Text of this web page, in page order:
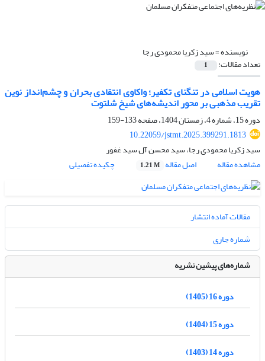
نویسنده =سید زکریا محمودی رجا
تعداد مقالات: 1
هویت اسلامی در تنگنای تکفیر؛ واکاوی انتقادی بحران و چشم‌انداز نوین
تقریب مذهبی بر محور اندیشه‌های شیخ شلتوت
دوره 15، شماره 4، زمستان 1404، صفحه
133-159
10.22059/jstmt.2025.399291.1813
سید زکریا محمودی رجا، سید محسن آل سید غفور
مشاهده مقاله
اصل مقاله 1.21 M چکیده تفصیلی
مقالات آماده انتشار
شماره جاری
شماره‌های پیشین نشریه
دوره 16 (1405)
دوره 15 (1404)
دوره 14 (1403)